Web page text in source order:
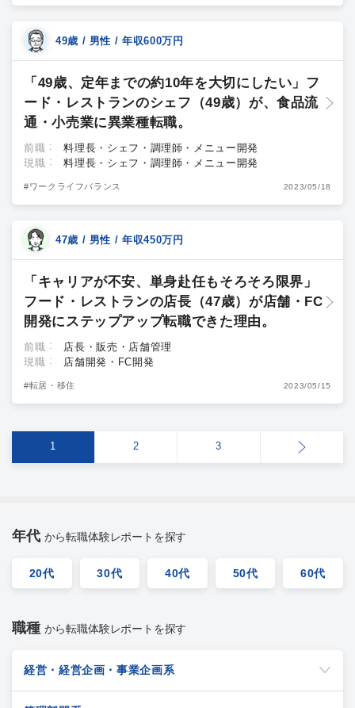
49歳 / 男性 / 年収600万円
「49歳、定年までの約10年を大切にしたい」フ
ード・レストランのシェフ（49歳）が、食品流
通・小売業に異業種転職。
前職
料理長・シェフ・調理師・メニュー開発
現職
料理長・シェフ・調理師・メニュー開発
#ワークライフバランス 2023/05/18
47歳 / 男性 / 年収450万円
「キャリアが不安、単身赴任もそろそろ限界」
フード・レストランの店長（47歳）が店舗・FC
開発にステップアップ転職できた理由。
前職
店長・販売・店舗管理
現職
店舗開発・FC開発
#転居・移住 2023/05/15
1 2 3
年代 から転職体験レポートを探す
20代 30代 40代 50代 60代
職種 から転職体験レポートを探す
経営・経営企画・事業企画系